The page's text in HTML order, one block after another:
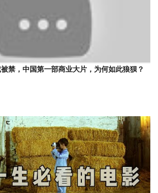
被禁，中国第一部商业大片，为何如此狼狈？